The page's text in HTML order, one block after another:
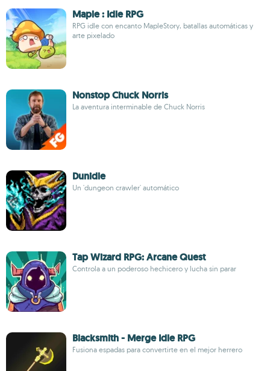
Maple : Idle RPG
RPG idle con encanto MapleStory, batallas automáticas y
arte pixelado
Nonstop Chuck Norris
La aventura interminable de Chuck Norris
Dunidle
Un 'dungeon crawler' automático
Tap Wizard RPG: Arcane Quest
Controla a un poderoso hechicero y lucha sin parar
Blacksmith - Merge Idle RPG
Fusiona espadas para convertirte en el mejor herrero